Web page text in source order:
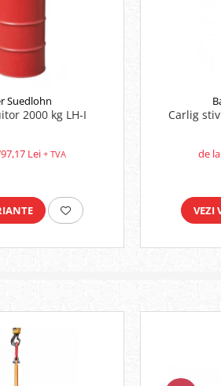
Suedlohn
2000 kg LH-I
Lei+ TVA
Carlig
de
VEZI